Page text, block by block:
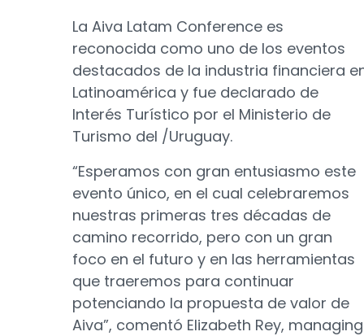
La Aiva Latam Conference es
reconocida como uno de los eventos
destacados de la industria financiera
Latinoamérica y fue declarado de
Interés Turístico por el Ministerio de
Turismo del /Uruguay.
“Esperamos con gran entusiasmo este
evento único, en el cual celebraremos
nuestras primeras tres décadas de
camino recorrido, pero con un gran
foco en el futuro y en las herramientas
que traeremos para continuar
potenciando la propuesta de valor de
Aiva”, comentó Elizabeth Rey, managing